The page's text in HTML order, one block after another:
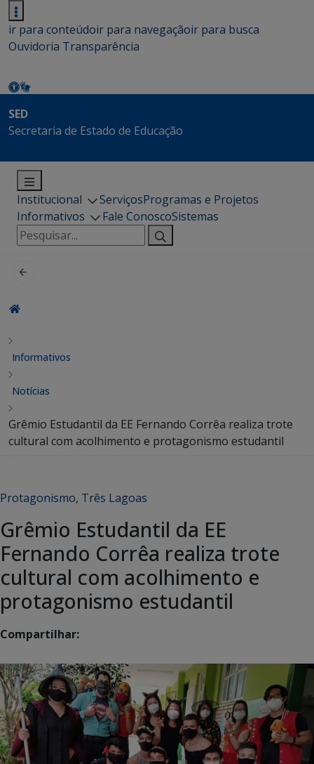
ir para conteúdoir para navegaçãoir para busca
Ouvidoria Transparência
SED
Secretaria de Estado de Educação
Institucional ServiçosProgramas e Projetos
Informativos
Fale ConoscoSistemas
Pesquisar
por:
Informativos
Notícias
Grêmio Estudantil da EE Fernando Corrêa realiza trote
cultural com acolhimento e protagonismo estudantil
Protagonismo, Três Lagoas
Grêmio Estudantil da EE
Fernando Corrêa realiza trote
cultural com acolhimento e
protagonismo estudantil
Compartilhar: